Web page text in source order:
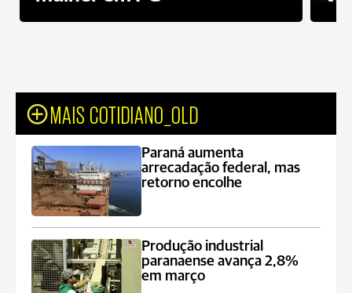
MAIS COTIDIANO_OLD
Paraná aumenta
arrecadação federal, mas
retorno encolhe
Produção industrial
paranaense avança 2,8%
em março